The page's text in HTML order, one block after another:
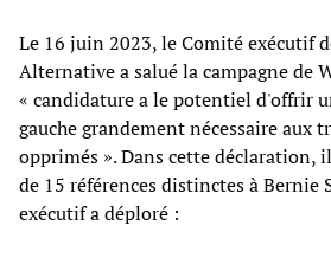
Le 16 juin 2023, le Comité exécutif
Alternative a salué la campagne de
« candidature a le potentiel d'offrir
gauche grandement nécessaire aux
opprimés ». Dans cette déclaration,
de 15 références distinctes à Bernie
exécutif a déploré :